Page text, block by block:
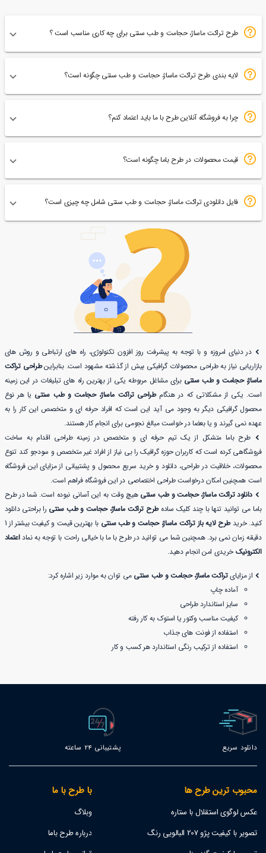
طرح تراکت ماساژ، حجامت و طب سنتی برای چه کاری مناسب است ؟
لایه بندی طرح تراکت ماساژ، حجامت و طب سنتی چگونه است؟
چرا به فروشگاه آنلاین طرح با ما باید اعتماد کنم؟
قیمت محصولات در طرح باما چگونه است؟
فایل دانلودی تراکت ماساژ، حجامت و طب سنتی شامل چه چیزی است؟
در دنیای امروزه و با توجه به پیشرفت روز افزون تکنولوژی، راه های ارتباطی و روش های
بازاریابی نیاز به طراحی محصولات گرافیکی بیش از گذشته مشهود است. بنابراینطراحی تراکت
ماساژ، حجامت و طب سنتی برای مشاغل مربوطه یکی از بهترین راه های تبلیغات در این زمینه
است. یکی از مشکلاتی که در هنگامطراحی تراکت ماساژ، حجامت و طب سنتی یا هر نوع
محصول گرافیکی دیگر به وجود می آید این است که افراد حرفه ای و متخصص این کار را به
عهده نمی گیرند و یا بعضا در خواست مبالغ نجومی برای انجام کار هستند.
طرح باما متشکل از یک تیم حرفه ای و متخصص در زمینه طراحی اقدام به ساخت
فروشگاهی کرده است که کاربران حوزه گرافیک را بی نیاز از افراد غیر متخصص و سودجو کند تنوع
محصولات، خلاقیت در طراحی، دانلود و خرید سریع محصول و پشتیبانی از مزایای این فروشگاه
است همچنین امکان درخواست طراحی اختصاصی در این فروشگاه فراهم است.
دانلود تراکت ماساژ، حجامت و طب سنتیهیچ وقت به این آسانی نبوده است. شما در طرح
باما می توانید تنها با چند کلیک سادهطرح تراکت ماساژ، حجامت و طب سنتی را براحتی دانلود
کنید. خریدطرح لایه باز تراکت ماساژ، حجامت و طب سنتی
با بهترین قیمت و کیفیت بیشتر از 1
دقیقه زمان نمی برد. همچنین شما می توانید در طرح با ما با خیالی راحت با توجه به نماداعتماد
الکترونیک خریدی امن انجام دهید.
از مزایایتراکت ماساژ، حجامت و طب سنتی می توان به موارد زیر اشاره کرد:
آماده چاپ
سایز استاندارد طراحی
کیفیت مناسب وکتور یا استوک به کار رفته
استفاده از فونت های جذاب
استفاده از ترکیب رنگی استاندارد هر کسب و کار
دانلود سریع پشتیبانی 24 ساعته
محبوب ترین طرح ها
عکس لوگوی استقلال با ستاره
تصویر با کیفیت پژو 207 البالویی رنگ
با طرح با ما
وبلاگ
درباره طرح باما